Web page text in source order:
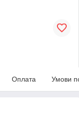
Оплата Умови